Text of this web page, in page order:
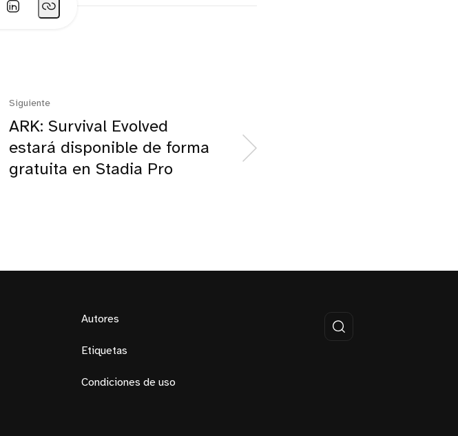
Siguiente
ARK: Survival Evolved
estará disponible de forma
gratuita en Stadia Pro
Autores
Etiquetas
Condiciones de uso